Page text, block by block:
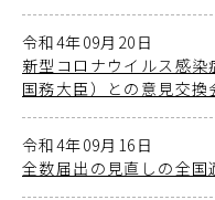
令和4年09月20日
新型コロナウイルス感
国務大臣）との意見交換
令和4年09月16日
全数届出の見直しの全